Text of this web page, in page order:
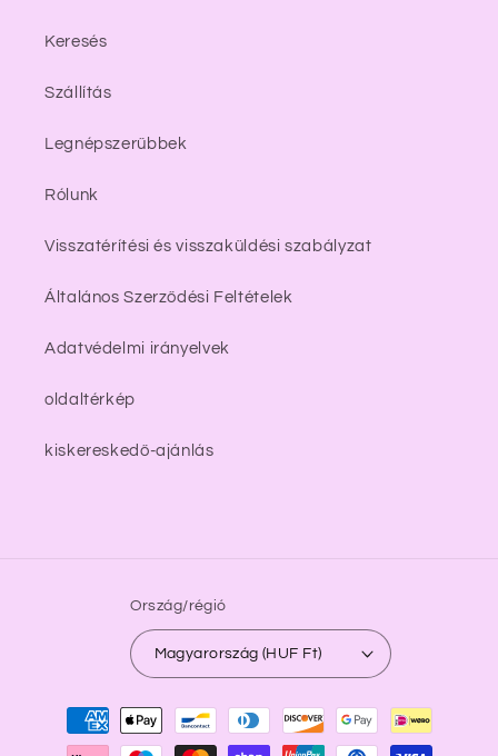
Keresés
Szállítás
Legnépszerűbbek
Rólunk
Visszatérítési és visszaküldési szabályzat
Általános Szerződési Feltételek
Adatvédelmi irányelvek
oldaltérkép
kiskereskedő-ajánlás
Ország/régió
Magyarország (HUF Ft)
Fizetési
módok